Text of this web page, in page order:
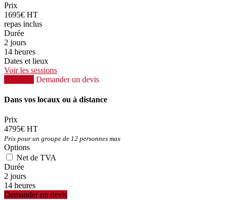
Prix
1695€ HT
repas inclus
Durée
2 jours
14 heures
Dates et lieux
Voir les sessions
Demander un devis
Dans vos locaux ou à distance
Prix
4795€ HT
Prix pour un groupe de 12 personnes max
Options
Net de TVA
Durée
2 jours
14 heures
Demander un devis